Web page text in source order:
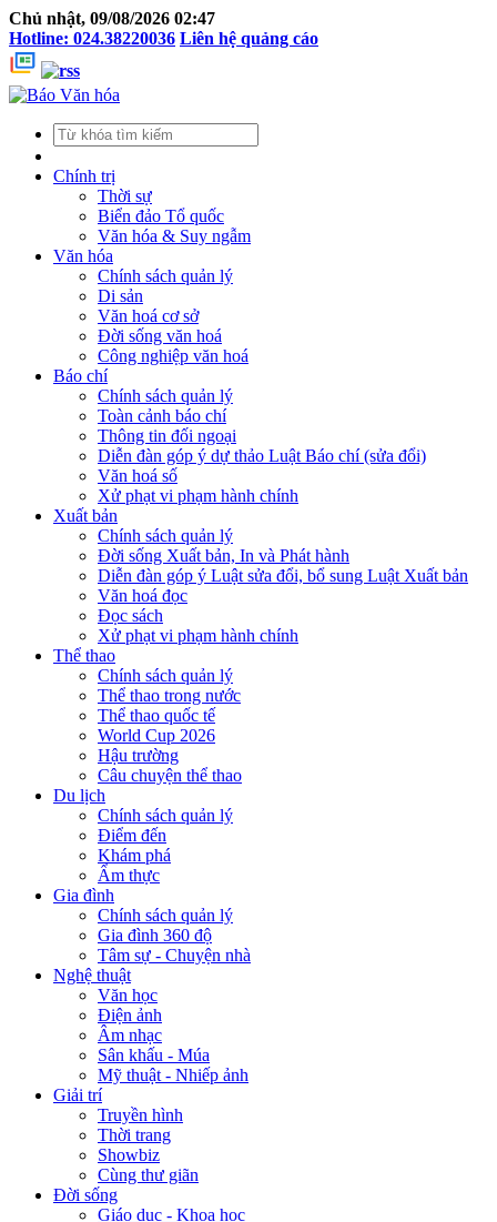
Chủ nhật, 09/08/2026 02:47
Hotline: 024.38220036 Liên hệ quảng cáo
Chính trị
Thời sự
Biển đảo Tổ quốc
Văn hóa & Suy ngẫm
Văn hóa
Chính sách quản lý
Di sản
Văn hoá cơ sở
Đời sống văn hoá
Công nghiệp văn hoá
Báo chí
Chính sách quản lý
Toàn cảnh báo chí
Thông tin đối ngoại
Diễn đàn góp ý dự thảo Luật Báo chí (sửa đổi)
Văn hoá số
Xử phạt vi phạm hành chính
Xuất bản
Chính sách quản lý
Đời sống Xuất bản, In và Phát hành
Diễn đàn góp ý Luật sửa đổi, bổ sung Luật Xuất bản
Văn hoá đọc
Đọc sách
Xử phạt vi phạm hành chính
Thể thao
Chính sách quản lý
Thể thao trong nước
Thể thao quốc tế
World Cup 2026
Hậu trường
Câu chuyện thể thao
Du lịch
Chính sách quản lý
Điểm đến
Khám phá
Ẩm thực
Gia đình
Chính sách quản lý
Gia đình 360 độ
Tâm sự - Chuyện nhà
Nghệ thuật
Văn học
Điện ảnh
Âm nhạc
Sân khấu - Múa
Mỹ thuật - Nhiếp ảnh
Giải trí
Truyền hình
Thời trang
Showbiz
Cùng thư giãn
Đời sống
Giáo dục - Khoa học